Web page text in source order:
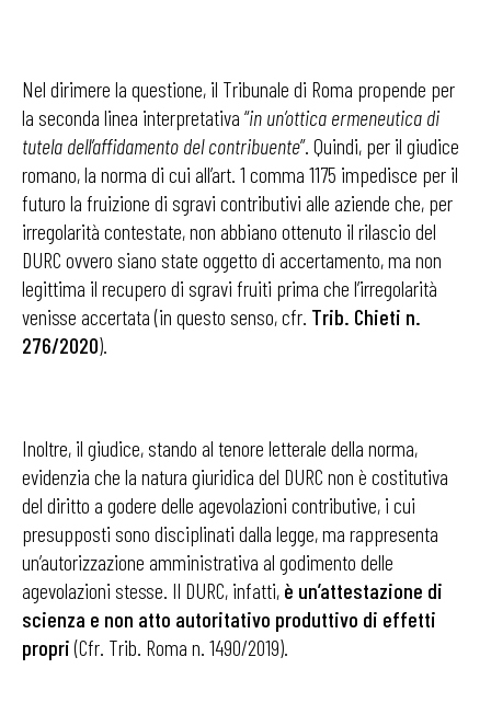
Nel dirimere la questione, il Tribunale di Roma propende per
la seconda linea interpretativa “in un’ottica ermeneutica di
tutela dell’affidamento del contribuente”. Quindi, per il giudice
romano, la norma di cui all’art. 1 comma 1175 impedisce per il
futuro la fruizione di sgravi contributivi alle aziende che, per
irregolarità contestate, non abbiano ottenuto il rilascio del
DURC ovvero siano state oggetto di accertamento, ma non
legittima il recupero di sgravi fruiti prima che l’irregolarità
venisse accertata (in questo senso, cfr. Trib. Chieti n.
276/2020).
Inoltre, il giudice, stando al tenore letterale della norma,
evidenzia che la natura giuridica del DURC non è costitutiva
del diritto a godere delle agevolazioni contributive, i cui
presupposti sono disciplinati dalla legge, ma rappresenta
un’autorizzazione amministrativa al godimento delle
agevolazioni stesse. Il DURC, infatti, è un’attestazione di
scienza e non atto autoritativo produttivo di effetti
propri(Cfr. Trib. Roma n. 1490/2019).